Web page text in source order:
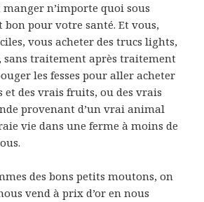
n’importe quoi sous
bon pour votre santé. Et vous,
vous acheter des trucs lights,
sans traitement après traitement
les fesses pour aller acheter
et des vrais fruits, ou des vrais
provenant d’un vrai animal
vie dans une ferme à moins de
des bons petits moutons, on
vend à prix d’or en nous